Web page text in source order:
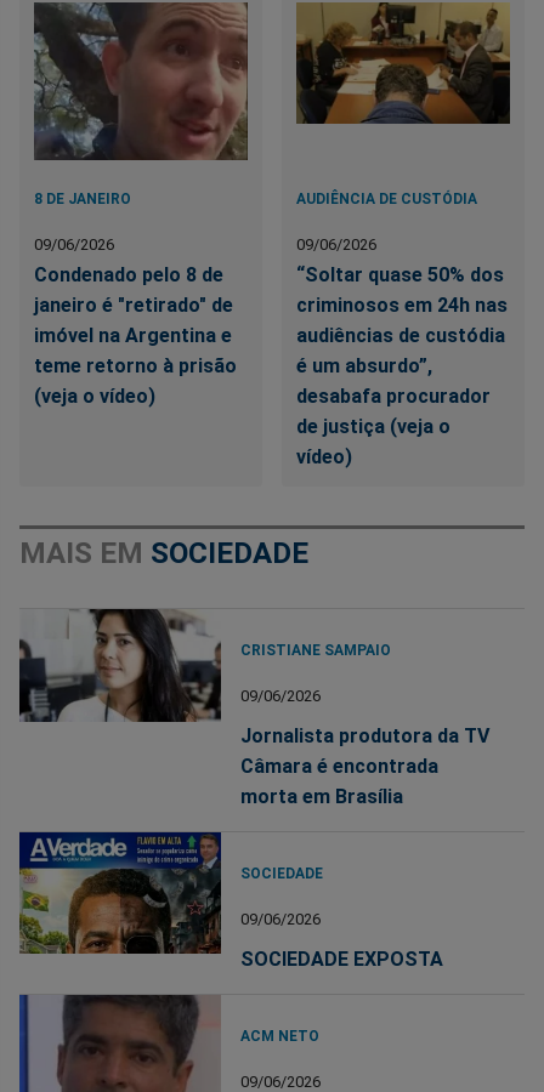
8 DE JANEIRO
09/06/2026
Condenado pelo 8 de
janeiro é "retirado" de
imóvel na Argentina e
teme retorno à prisão
(veja o vídeo)
AUDIÊNCIA DE CUSTÓDIA
09/06/2026
“Soltar quase 50% dos
criminosos em 24h nas
audiências de custódia
é um absurdo”,
desabafa procurador
de justiça (veja o
vídeo)
MAIS EM SOCIEDADE
CRISTIANE SAMPAIO
09/06/2026
Jornalista produtora da TV
Câmara é encontrada
morta em Brasília
SOCIEDADE
09/06/2026
SOCIEDADE EXPOSTA
ACM NETO
09/06/2026